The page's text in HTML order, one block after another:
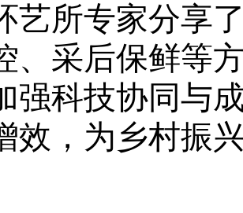
艺所专家分享
、采后保鲜等
强科技协同与
效，为乡村振